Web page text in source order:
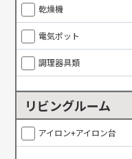
乾燥機
電気ポット
調理器具類
リビングルーム
アイロン+アイロン台